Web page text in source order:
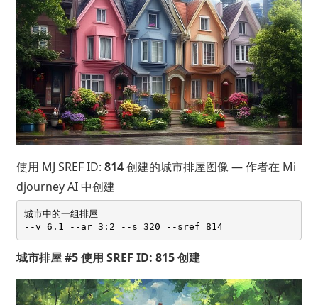
使用 MJ SREF ID: 814创建的城市排屋图像 — 作者在 Mi
djourney AI 中创建
城市中的一组排屋
--v 6.1 --ar 3:2 --s 320 --sref 814
城市排屋 #5 使用 SREF ID: 815 创建